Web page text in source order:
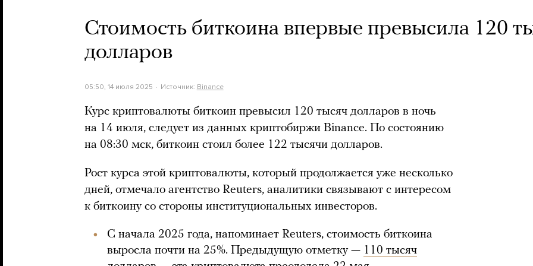
Стоимость биткоина впервые превысила 120
долларов
05:50, 14 июля 2025 Источник: Binance
Курс криптовалюты биткоин превысил 120 тысяч долларов в ночь
на 14 июля, следует из данных криптобиржи Binance. По состоянию
на 08:30 мск, биткоин стоил более 122 тысячи долларов.
Рост курса этой криптовалюты, который продолжается уже несколько
дней, отмечало агентство Reuters, аналитики связывают с интересом
к биткоину со стороны институциональных инвесторов.
С начала 2025 года, напоминает Reuters, стоимость биткоина
выросла почти на 25%. Предыдущую отметку — 110 тысяч